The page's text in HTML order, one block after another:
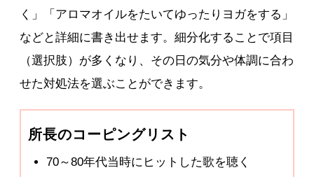
く」「アロマオイルをたいてゆったりヨガをする」
などと詳細に書き出せます。細分化することで項目
（選択肢）が多くなり、その日の気分や体調に合わ
せた対処法を選ぶことができます。
所長のコーピングリスト
70～80年代当時にヒットした歌を聴く